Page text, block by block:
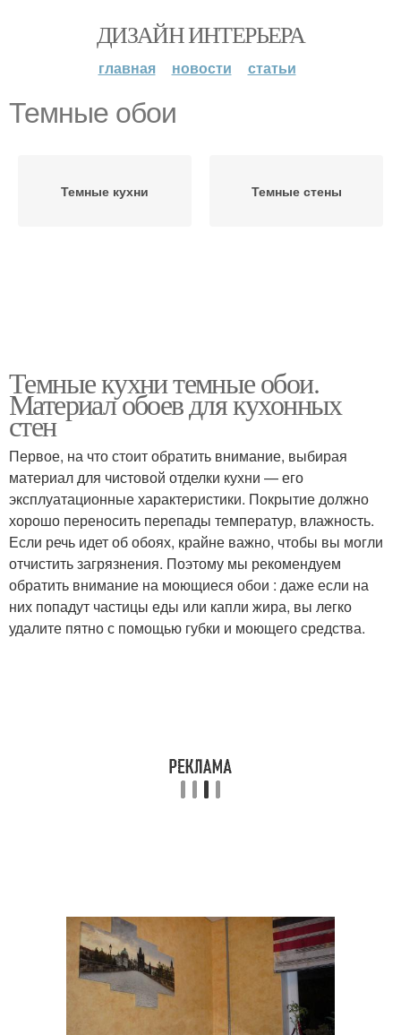
ДИЗАЙН ИНТЕРЬЕРА
главная новости статьи
Темные обои
Темные кухни Темные стены
Темные кухни темные обои.
Материал обоев для кухонных
стен
Первое, на что стоит обратить внимание, выбирая
материал для чистовой отделки кухни — его
эксплуатационные характеристики. Покрытие должно
хорошо переносить перепады температур, влажность.
Если речь идет об обоях, крайне важно, чтобы вы могли
отчистить загрязнения. Поэтому мы рекомендуем
обратить внимание на моющиеся обои : даже если на
них попадут частицы еды или капли жира, вы легко
удалите пятно с помощью губки и моющего средства.